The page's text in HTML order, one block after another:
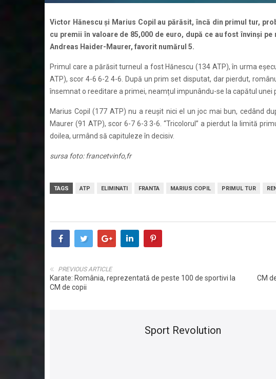
Victor Hănescu și Marius Copil au părăsit, încă din primul tur,
cu premii în valoare de 85,000 de euro, după ce au fost învinși
Andreas Haider-Maurer, favorit numărul 5.
Primul care a părăsit turneul a fost Hănescu (134 ATP), în urma
ATP), scor 4-6 6-2 4-6. După un prim set disputat, dar pierdut,
însemnat o reeditare a primei, neamțul impunându-se la capătul unei
Marius Copil (177 ATP) nu a reușit nici el un joc mai bun, cedând
Maurer (91 ATP), scor 6-7 6-3 3-6. “Tricolorul” a pierdut la limită
doilea, urmând să capituleze în decisiv.
sursa foto: francetvinfo,fr
TAGS ATP ELIMINATI FRANTA MARIUS COPIL PRIMUL TUR
CM
PREVIOUS ARTICLE
Karate: România, reprezentată de peste 100 de sportivi la
CM de copii
Sport Revolution